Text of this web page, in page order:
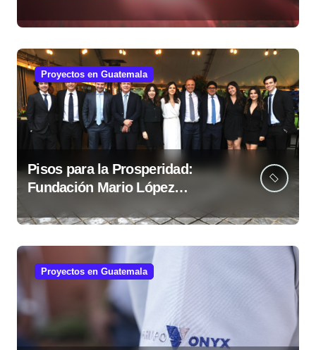
social desde la Fundación Mario
López Estrada
Proyectos en Guatemala
Pisos para la Prosperidad:
Fundación Mario López
guatemaltecas
Proyectos en Guatemala